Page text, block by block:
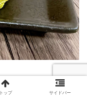
出ているクリームが
トップ サイドバー